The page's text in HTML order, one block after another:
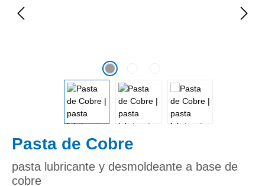
Pasta de Cobre
pasta lubricante y desmoldeante a base de
cobre